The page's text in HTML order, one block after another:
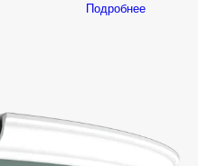
Подробнее